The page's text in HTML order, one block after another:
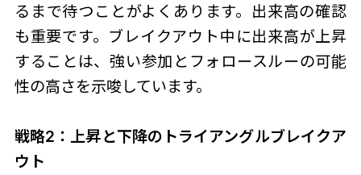
るまで待つことがよくあります。出来高の確認
も重要です。ブレイクアウト中に出来高が上昇
することは、強い参加とフォロースルーの可能
性の高さを示唆しています。
戦略2：上昇と下降のトライアングルブレイクア
ウト